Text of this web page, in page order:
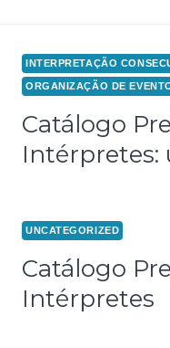
INTERPRETAÇÃO
ORGANIZAÇÃO DE
Catálogo
Intérpretes:
UNCATEGORIZED
Catálogo
Intérpretes